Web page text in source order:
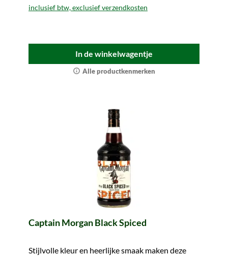
inclusief btw, exclusief verzendkosten
In de winkelwagentje
Alle productkenmerken
Captain Morgan Black Spiced
Stijlvolle kleur en heerlijke smaak maken deze